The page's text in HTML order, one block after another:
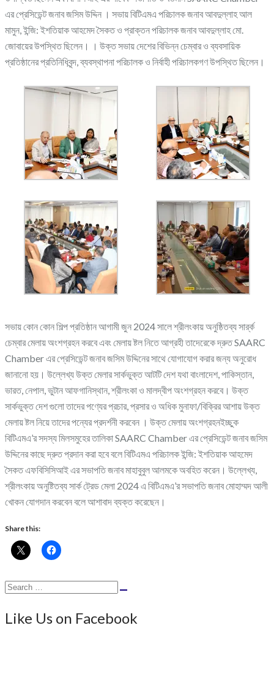
এর প্রেসিডেন্ট জনাব জসিম উদ্দিন । সভায় বিটিএমএ পরিচালক জনাব আবদুল্লাহ আল
মামুন, ইন্জি: ইশতিয়াক আহমেদ সৈকত ও প্রাক্তন পরিচালক জনাব আবদুল্লাহ মো.
জোবায়ের উপস্থিত ছিলেন। । উক্ত সভায় দেশের বিভিন্ন চেম্বার ও ব্যবসায়িক
প্রতিষ্ঠানের প্রতিনিধিবৃন্দ, ব্যবস্থাপনা পরিচালক ও নির্বাহী পরিচালকগণ উপস্থিত ছিলেন।
সভায় কোন কোন শিল্প প্রতিষ্ঠান আগামী জুন 2024 সালে শ্রীলংকায় অনুষ্ঠিতব্য সার্র্ক
চেম্বার মেলায় অংশগ্রহন করবে এবং মেলায় ষ্টল নিতে আগ্রহী তাদেরেকে দ্রুত SAARC
Chamber এর প্রেসিডেন্ট জনাব জসিম উদ্দিনের সাথে যোগাযোগ করার জন্য অনুরোধ
জানানো হয়। উল্লেখ্য উক্ত মেলার সার্কভুক্ত আটটি দেশ যথা বাংলাদেশ, পাকিস্তান,
ভারত, নেপাল, ভুটান আফগানিস্থান, শ্রীলংকা ও মালদ্বীপ অংশগ্রহন করবে। উক্ত
সার্কভুক্ত দেশ গুলো তাদের পণ্যের প্রচার, প্রসার ও অধিক মুনাফা/বিক্রির আশায় উক্ত
মেলায় ষ্টল নিয়ে তাদের পন্যের প্রদর্শনী করবেন । উক্ত মেলায় অংশগ্রহনইচ্ছুক
বিটিএমএ’র সদস্য মিলসমুহের তালিকা SAARC Chamber এর প্রেসিডেন্ট জনাব জসিম
উদ্দিনের কাছে দ্রুত প্রদান করা হবে বলে বিটিএমএ পরিচালক ইন্জি: ইশতিয়াক আহমেদ
সৈকত এফবিসিসিআই এর সভাপতি জনাব মাহাবুবুল আলমকে অবহিত করেন। উল্লেখ্য,
শ্রীলংকায় অনুষ্টিতব্য সার্ক ট্রেড মেলা 2024 এ বিটিএমএ’র সভাপতি জনাব মোহাম্মদ আলী
খোকন যোগদান করবেন বলে আশাবাদ ব্যক্ত করেছেন।
Share this:
Search
Like Us on Facebook